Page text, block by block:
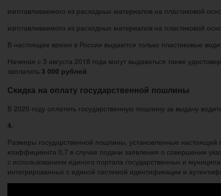
изготавливаемого из расходных материалов на пластиковой
изготавливаемого из расходных материалов на пластиковой
В настоящее время в России выдаются только пластиковые
Начиная с 3 августа 2018 года могут выдаваться также
заплатить 3 000 рублей.
Скидка на оплату государственной пошлины
В 2020 году оплатить государственную пошлину за выдачу
4.
Размеры государственной пошлины, установленные
коэффициента 0,7 в случае подачи заявления о совершении
с использованием единого портала государственных и
интегрированных с единой системой идентификации и